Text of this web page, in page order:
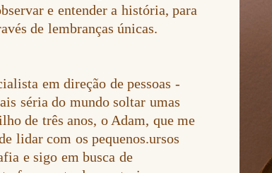
e entender a história, para
de lembranças únicas.
em direção de pessoas -
séria do mundo soltar umas
de três anos, o Adam, que me
lidar com os pequenos.ursos
e sigo em busca de